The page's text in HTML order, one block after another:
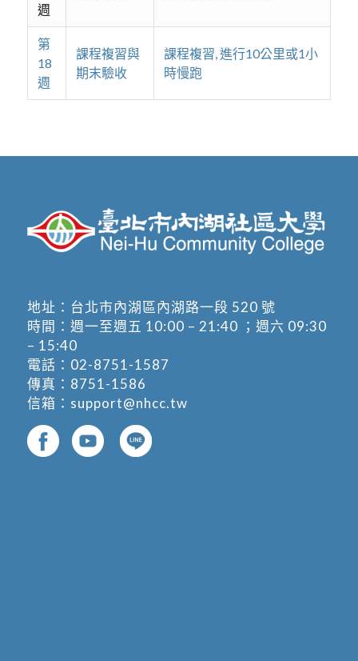
週
第
18
週
課程複習與
期末驗收
課程複習, 進行10公里或1小
時慢跑
地址： 台北市內湖區內湖路一段 520 號
時間：週一至週五 10:00 – 21:40 ；週六 09:30
– 15:40
電話： 02-8751-1587
傳真：8751-1586
信箱： support@nhcc.tw